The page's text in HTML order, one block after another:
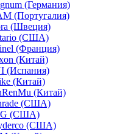
(Германия)
(Португалия)
(Швеция)
(США)
(Франция)
(Китай)
(Испания)
(Китай)
(Китай)
(США)
(США)
(США)